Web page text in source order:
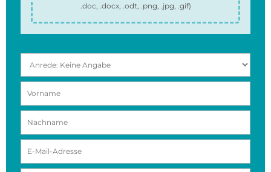
.doc, .docx, .odt, .png, .jpg, .gif)